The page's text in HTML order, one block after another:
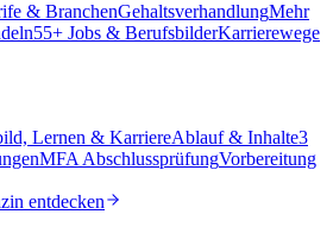
& BranchenGehaltsverhandlungMehr
55+ Jobs & BerufsbilderKarrierewege
Lernen & KarriereAblauf & Inhalte3
MFA AbschlussprüfungVorbereitung
entdecken